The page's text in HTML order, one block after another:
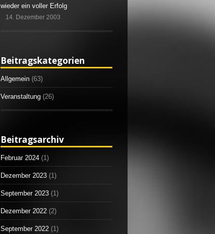
wieder ein voller Erfolg
14. Dezember 2003
Beitragskategorien
Allgemein (63)
Veranstaltung (26)
Beitragsarchiv
Februar 2024 (1)
Dezember 2023 (1)
September 2023 (1)
Dezember 2022 (2)
September 2022 (1)